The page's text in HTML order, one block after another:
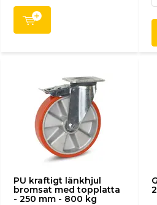
PU kraftigt länkhjul
bromsat med topplatta
- 250 mm - 800 kg